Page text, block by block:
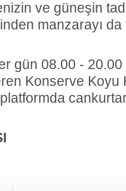
ve güneşin
manzarayı da
gün 08.00 - 20.00
Konserve Koyu